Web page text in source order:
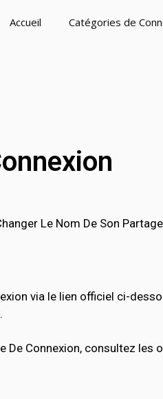
Accueil Catégories de
Le Nom De Son
via le lien officiel ci-
De Connexion, consultez les